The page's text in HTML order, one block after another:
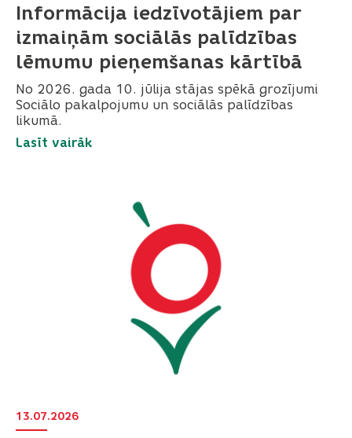
Informācija iedzīvotājiem par
izmaiņām sociālās palīdzības
lēmumu pieņemšanas kārtībā
No 2026. gada 10. jūlija stājas spēkā grozījumi
Sociālo pakalpojumu un sociālās palīdzības
likumā.
Lasīt vairāk
13.07.2026